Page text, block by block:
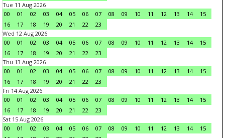
Tue 11 Aug 2026
00
01 02 03 04 05 06 07 08 09 10 11 12 13 14
15
16
17 18 19 20 21 22
23
Wed 12 Aug 2026
00
01 02 03 04 05 06 07 08 09 10 11 12 13 14
15
16
17 18 19 20 21 22
23
Thu 13 Aug 2026
00
01 02 03 04 05 06 07 08 09 10 11 12 13 14
15
16
17 18 19 20 21 22
23
Fri 14 Aug 2026
00
01 02 03 04 05 06 07 08 09 10 11 12 13 14
15
16
17 18 19 20 21 22
23
Sat 15 Aug 2026
00
01 02 03 04 05 06 07 08 09 10 11 12 13 14
15